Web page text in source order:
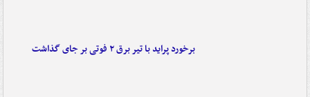
برخورد پراید با تیر برق ۲ فوتی بر جای گذاشت